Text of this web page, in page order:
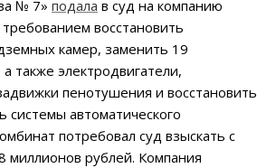
№ 7» подала в суд на компанию
восстановить
камер, заменить 19
также электродвигатели,
пенотушения и восстановить
системы автоматического
потребовал суд взыскать с
миллионов рублей. Компания